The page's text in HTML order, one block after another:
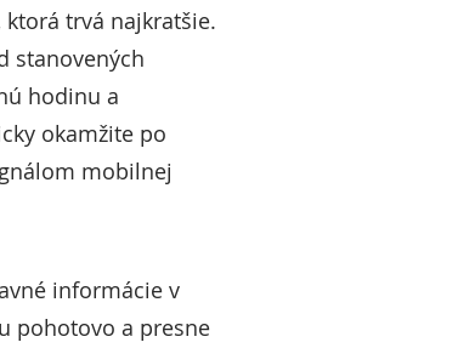
trvá najkratšie.
stanovených
hodinu a
okamžite po
mobilnej
informácie v
pohotovo a presne